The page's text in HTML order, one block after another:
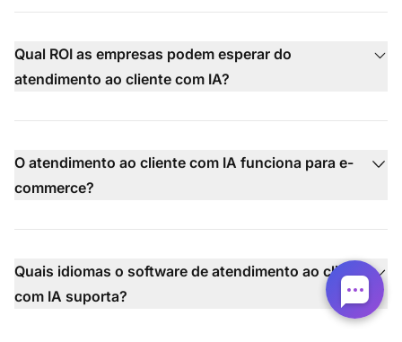
Qual ROI as empresas podem esperar do
atendimento ao cliente com IA?
O atendimento ao cliente com IA funciona para e-
commerce?
Quais idiomas o software de atendimento ao cliente
com IA suporta?